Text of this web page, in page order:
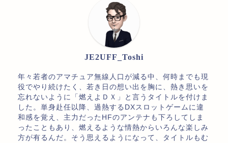
JE2UFF_Toshi
年々若者のアマチュア無線人口が減る中、何時までも現
役でやり続けたく、若き日の想い出を胸に、熱き思いを
忘れないように「燃えよＤＸ」と言うタイトルを付けま
した。単身赴任以降、過熱するDXスロットゲームに違
和感を覚え、主力だったHFのアンテナも下ろしてしま
ったこともあり、燃えるような情熱からいろんな楽しみ
方が有るんだ。そう思えるようになって、タイトルもむ